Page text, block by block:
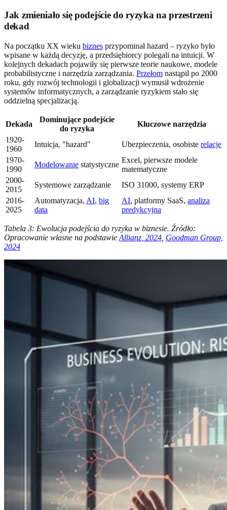
Jak zmieniało się podejście do ryzyka na przestrzeni
dekad
Na początku XX wieku biznes przypominał hazard – ryzyko było
wpisane w każdą decyzję, a przedsiębiorcy polegali na intuicji. W
kolejnych dekadach pojawiły się pierwsze teorie naukowe, modele
probabilistyczne i narzędzia zarządzania. Przełom nastąpił po 2000
roku, gdy rozwój technologii i globalizacji wymusił wdrożenie
systemów informatycznych, a zarządzanie ryzykiem stało się
oddzielną specjalizacją.
Dekada
Dominujące podejście
do ryzyka
Kluczowe narzędzia
1920-
1960
Intuicja, "hazard" Ubezpieczenia, osobiste relacje
1970-
1990
Modelowanie statystyczne
Excel, pierwsze modele
matematyczne
2000-
2015
Systemowe zarządzanie
ISO 31000, systemy ERP
2016-
2025
Automatyzacja, AI, big
data
AI, platformy SaaS, analiza
predykcyjna
Tabela 3: Ewolucja podejścia do ryzyka w biznesie. Źródło:
Opracowanie własne na podstawie Allianz, 2024 Goodman Group,
2024